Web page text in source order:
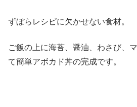
ずぼらレシピに欠かせない食材。
ご飯の上に海苔、醤油、わさび、
て簡単アボカド丼の完成です。